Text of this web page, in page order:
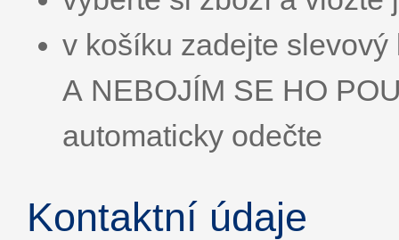
v košíku zadejte
A NEBOJÍM SE HO
automaticky odečte
Kontaktní údaje